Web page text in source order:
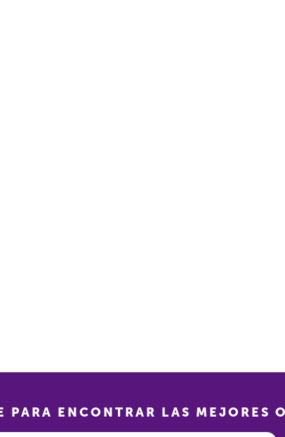
PARA ENCONTRAR LAS MEJORES